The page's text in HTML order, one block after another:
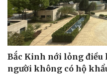
Bắc Kinh nới lỏng điều
người không có hộ